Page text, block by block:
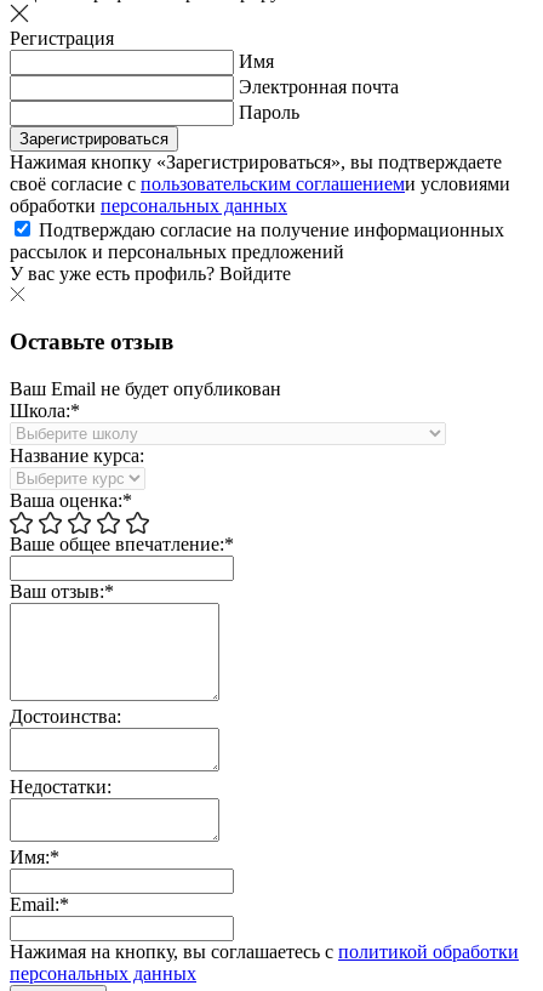
Регистрация
Имя
Электронная почта
Пароль
Зарегистрироваться
Нажимая кнопку «Зарегистрироваться», вы подтверждаете
своё согласие с пользовательским соглашениеми условиями
обработки персональных данных
Подтверждаю согласие на получение информационных
рассылок и персональных предложений
У вас уже есть профиль? Войдите
Оставьте отзыв
Ваш Email не будет опубликован
Школа:*
Название курса:
Ваша оценка:*
Ваше общее впечатление:*
Ваш отзыв:*
Достоинства:
Недостатки:
Имя:*
Email:*
Нажимая на кнопку, вы соглашаетесь с политикой обработки
персональных данных